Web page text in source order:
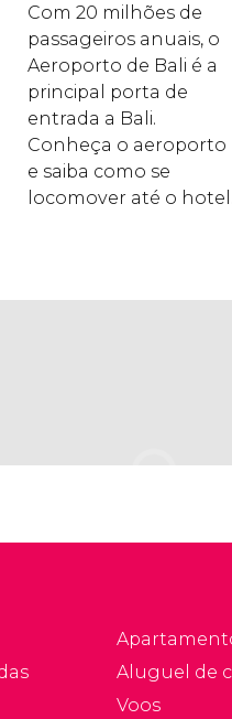
Com 20 milhões de
passageiros anuais, o
Aeroporto de Bali é a
principal porta de
entrada a Bali.
Conheça o aeroporto
e saiba como se
locomover até o hotel.
Aluguel de
Voos